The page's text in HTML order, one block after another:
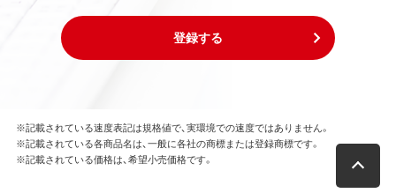
登録する
※記載されている速度表記は規格値で、実環境での速度ではありません。
※記載されている各商品名は、一般に各社の商標または登録商標です。
※記載されている価格は、希望小売価格です。